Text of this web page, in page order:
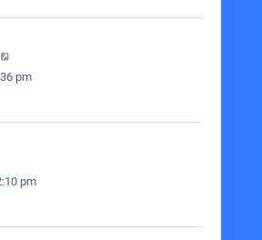
pm
pm